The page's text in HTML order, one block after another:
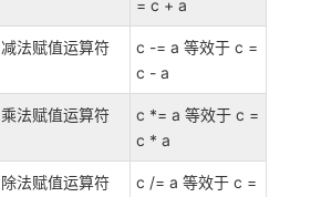
= c + a
减法赋值运算符
c -= a 等效于 c =
c - a
乘法赋值运算符
c *= a 等效于 c =
c * a
除法赋值运算符
c /= a 等效于 c =